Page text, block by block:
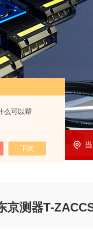
么可以帮
京测器T-